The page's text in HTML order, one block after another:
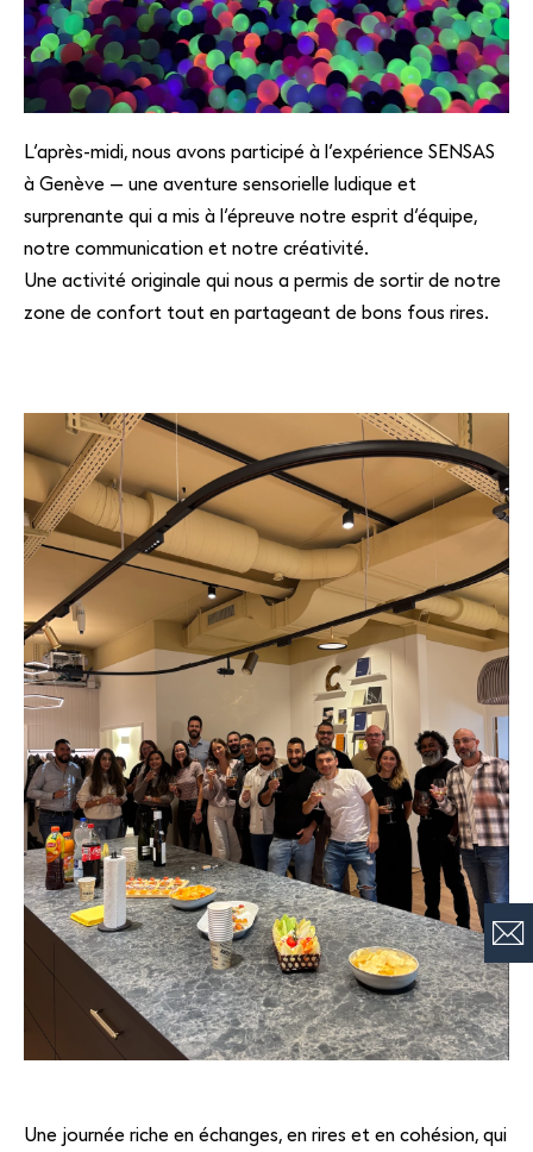
L’après-midi, nous avons participé à l’expérience SENSAS
à Genève — une aventure sensorielle ludique et
surprenante qui a mis à l’épreuve notre esprit d’équipe,
notre communication et notre créativité.
Une activité originale qui nous a permis de sortir de notre
zone de confort tout en partageant de bons fous rires.
Une journée riche en échanges, en rires et en cohésion, qui